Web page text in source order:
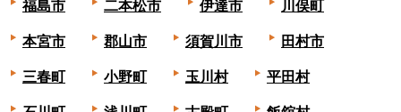
福島市 二本松市 伊達市 川俣町
本宮市 郡山市 須賀川市 田村市
三春町 小野町 玉川村 平田村